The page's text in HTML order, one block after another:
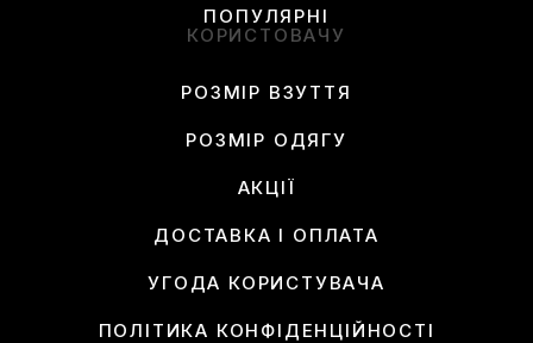
ПОПУЛЯРНІ
КОРИСТОВАЧУ
РОЗМІР ВЗУТТЯ
РОЗМІР ОДЯГУ
АКЦІЇ
ДОСТАВКА І ОПЛАТА
УГОДА КОРИСТУВАЧА
ПОЛІТИКА КОНФІДЕНЦІЙНОСТІ